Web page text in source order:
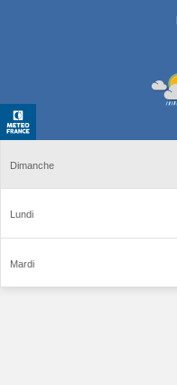
Dimanche
Lundi
Mardi